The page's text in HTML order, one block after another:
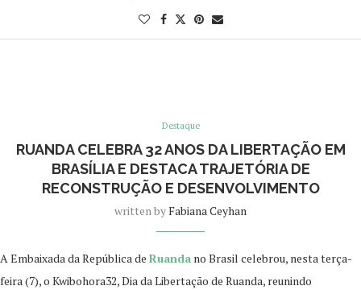
Destaque
RUANDA CELEBRA 32 ANOS DA LIBERTAÇÃO EM
BRASÍLIA E DESTACA TRAJETÓRIA DE
RECONSTRUÇÃO E DESENVOLVIMENTO
written byFabiana Ceyhan
A Embaixada da República de Ruanda no Brasil celebrou, nesta terça-
feira (7), o Kwibohora32, Dia da Libertação de Ruanda, reunindo